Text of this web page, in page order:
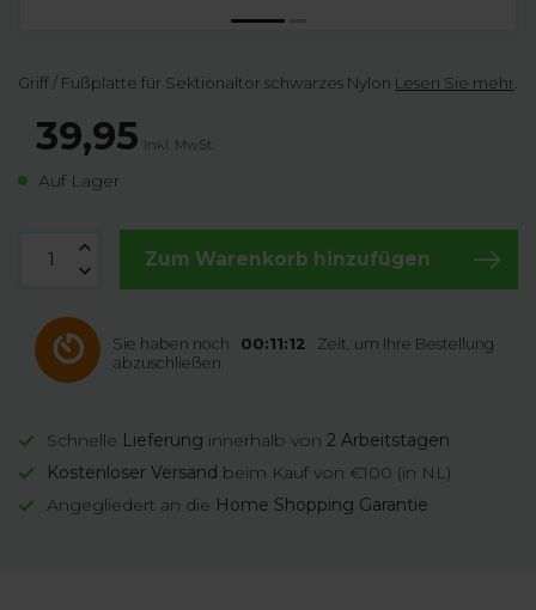
Griff / Fußplatte für Sektionaltor schwarzes Nylon Lesen Sie mehr
39,95 Inkl. MwSt.
Auf Lager
Zum Warenkorb hinzufügen
Sie haben noch 00:11:11
Zeit, um Ihre Bestellung
abzuschließen.
Schnelle Lieferung innerhalb von 2 Arbeitstagen
Kostenloser Versand beim Kauf von €100 (in NL)
Angegliedert an die Home Shopping Garantie